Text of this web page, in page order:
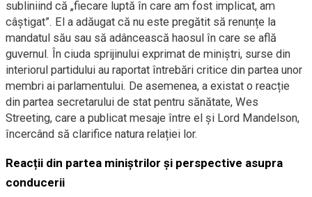
subliniind că „fiecare luptă în care am fost implicat, am
câștigat”. El a adăugat că nu este pregătit să renunțe la
mandatul său sau să adâncească haosul în care se află
guvernul. În ciuda sprijinului exprimat de miniștri, surse din
interiorul partidului au raportat întrebări critice din partea unor
membri ai parlamentului. De asemenea, a existat o reacție
din partea secretarului de stat pentru sănătate, Wes
Streeting, care a publicat mesaje între el și Lord Mandelson,
încercând să clarifice natura relației lor.
Reacții din partea miniștrilor și perspective asupra
conducerii